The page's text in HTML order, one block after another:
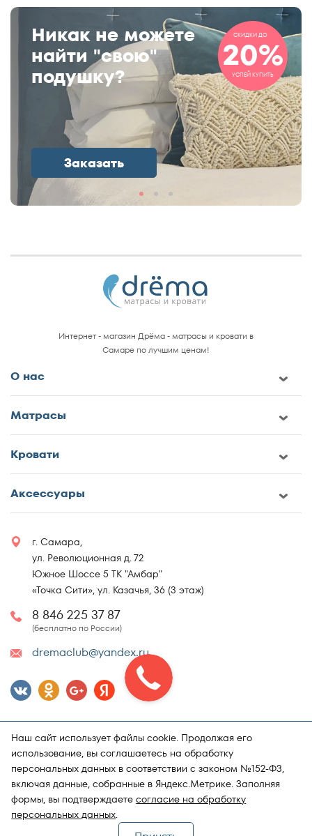
Никак не можете
найти "свою"
подушку?
Заказать
СКИДКИ ДО
20%
УСПЕЙ КУПИТЬ
Интернет - магазин Дрёма - матрасы и кровати в
Самаре по лучшим ценам!
О нас
Матрасы
Кровати
Аксессуары
г. Самара,
ул. Революционная д. 72
Южное Шоссе 5 ТК "Амбар"
«Точка Сити», ул. Казачья, 36 (3 этаж)
8 846 225 37 87
(бесплатно по России)
dremaclub@yandex.ru
Магазин матрасов "DRёMA" Поддержка и продвижение сайта
Карта сайта Политика конфиденциальности
Наш сайт использует файлы cookie. Продолжая его
использование, вы соглашаетесь на обработку
персональных данных в соответствии с законом №152-ФЗ,
включая данные, собранные в Яндекс.Метрике. Заполняя
формы, вы подтверждаетесогласие на обработку
персональных данных.